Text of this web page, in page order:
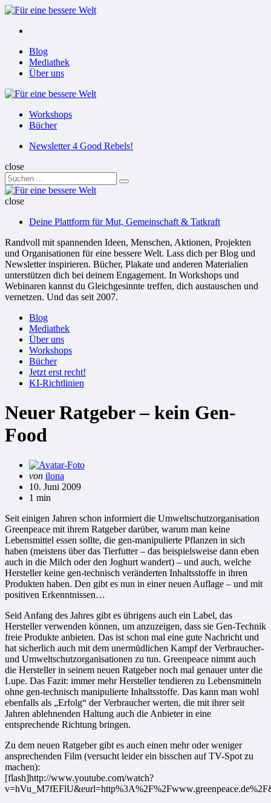
Menu
Menu
Blog
Mediathek
Über uns
Für
Workshops
Bücher
SuchenNewsletter 4 Good Rebels!
close
Search
for:
Suchen
Für
Welt
close
Deine Plattform für Mut, Gemeinschaft & Tatkraft
Randvoll mit spannenden Ideen, Menschen, Aktionen, Projekten
und Organisationen für eine bessere Welt. Lass dich per Blog und
Newsletter inspirieren. Bücher, Plakate und anderen Materialien
unterstützen dich bei deinem Engagement. In Workshops und
Webinaren kannst du Gleichgesinnte treffen, dich austauschen und
vernetzen. Und das seit 2007.
Blog
Mediathek
Über uns
Workshops
Bücher
Jetzt erst recht!
KI-Richtlinien
Neuer Ratgeber – kein Gen-
Food
Gepostet
von
von ilona
10. Juni 2009
1 min
Seit einigen Jahren schon informiert die Umweltschutzorganisation
Greenpeace mit ihrem Ratgeber darüber, warum man keine
Lebensmittel essen sollte, die gen-manipulierte Pflanzen in sich
haben (meistens über das Tierfutter – das beispielsweise dann eben
auch in die Milch oder den Joghurt wandert) – und auch, welche
Hersteller keine gen-technisch veränderten Inhaltsstoffe in ihren
Produkten haben. Den gibt es nun in einer neuen Auflage – und mit
positiven Erkenntnissen…
Seid Anfang des Jahres gibt es übrigens auch ein Label, das
Hersteller verwenden können, um anzuzeigen, dass sie Gen-Technik
freie Produkte anbieten. Das ist schon mal eine gute Nachricht und
hat sicherlich auch mit dem unermüdlichen Kampf der Verbraucher-
und Umweltschutzorganisationen zu tun. Greenpeace nimmt auch
die Hersteller in seinem neuen Ratgeber noch mal genauer unter die
Lupe. Das Fazit: immer mehr Hersteller tendieren zu Lebensmitteln
ohne gen-technisch manipulierte Inhaltsstoffe. Das kann man wohl
ebenfalls als „Erfolg“ der Verbraucher werten, die mit ihrer seit
Jahren ablehnenden Haltung auch die Anbieter in eine
entsprechende Richtung bringen.
Zu dem neuen Ratgeber gibt es auch einen mehr oder weniger
ansprechenden Film (versucht leider ein bisschen auf TV-Spot zu
machen):
[flash]http://www.youtube.com/watch?